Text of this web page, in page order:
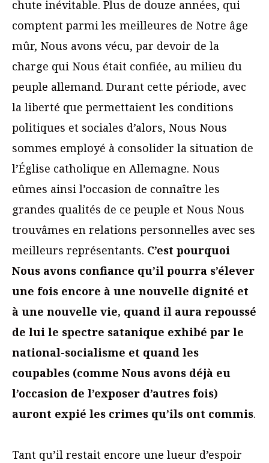
chute inévitable. Plus de douze années, qui
comptent parmi les meilleures de Notre âge
mûr, Nous avons vécu, par devoir de la
charge qui Nous était confiée, au milieu du
peuple allemand. Durant cette période, avec
la liberté que permettaient les conditions
politiques et sociales d’alors, Nous Nous
sommes employé à consolider la situation de
l’Église catholique en Allemagne. Nous
eûmes ainsi l’occasion de connaître les
grandes qualités de ce peuple et Nous Nous
trouvâmes en relations personnelles avec ses
meilleurs représentants. C’est pourquoi
Nous avons confiance qu’il pourra s’élever
une fois encore à une nouvelle dignité et
à une nouvelle vie, quand il aura repoussé
de lui le spectre satanique exhibé par le
national-socialisme et quand les
coupables (comme Nous avons déjà eu
l’occasion de l’exposer d’autres fois)
auront expié les crimes qu’ils ont commis.
Tant qu’il restait encore une lueur d’espoir